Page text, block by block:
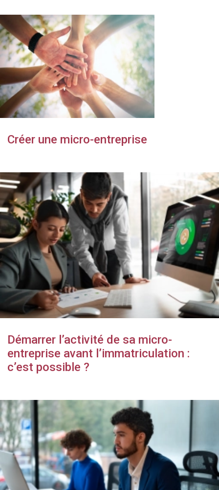
Créer une micro-entreprise
Démarrer l’activité de sa micro-
entreprise avant l’immatriculation :
c’est possible ?